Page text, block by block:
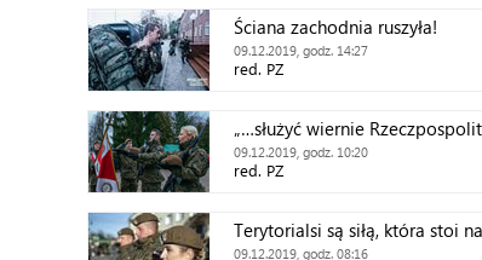
Ściana zachodnia ruszyła!
09.12.2019, godz. 14:27
red. PZ
„…służyć wiernie
09.12.2019, godz. 10:20
red. PZ
Terytorialsi są siłą, która stoi
09.12.2019, godz. 08:16